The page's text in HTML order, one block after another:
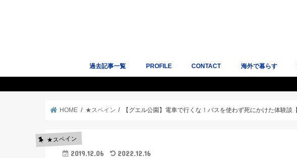
過去記事一覧 PROFILE CONTACT 海外で暮らす
HOME ★スペイン 【グエル公園】電車で行くな！バスを使わず死にかけた体験談
★スペイン
2019.12.06 2022.12.16